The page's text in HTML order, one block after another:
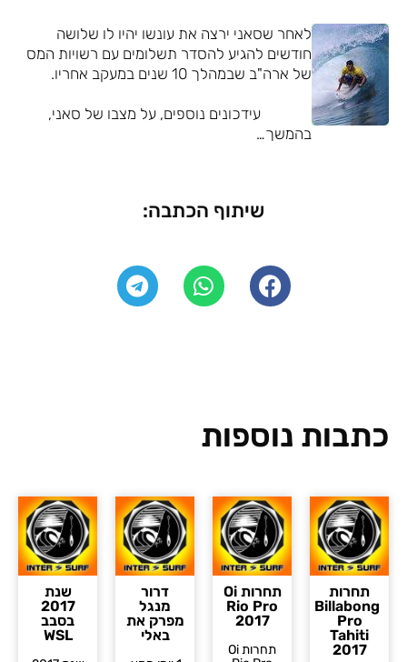
לאחר שסאני ירצה את עונשו יהיו לו שלושה
חודשים להגיע להסדר תשלומים עם רשויות המס
של ארה"ב שבמהלך 10 שנים במעקב אחריו.
עידכונים נוספים, על מצבו של סאני,
בהמשך…
שיתוף הכתבה:
כתבות נוספות
תחרות
Billabong
Pro
Tahiti
2017
תחרות Oi
Rio Pro
2017
תחרות Oi
דרור
מנגל
מפרק את
באלי
שנת
2017
בסבב
WSL